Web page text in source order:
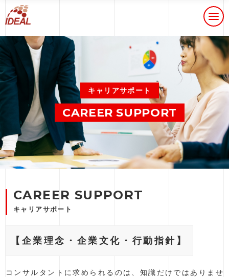
キャリアサポート
CAREER SUPPORT
CAREER SUPPORT
キャリアサポート
【企業理念・企業文化・行動指針】
コンサルタントに求められるのは、知識だけではありませ